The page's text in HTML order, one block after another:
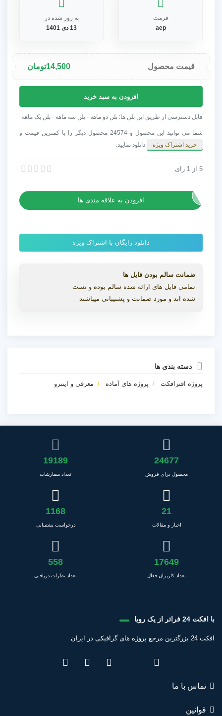
فرمت
aep
به روز شده در
13 دی 1401
قیمت محصول 14,500تومان
افترافکت
اسلایدشوی
افزودن به سبد خرید
قابل دسترسی از طریق این پلن ها: پلن دو ماهه - پلن سه ماهه - پلن یک ماهه
شما می توانید این محصول و 24574 محصول دیگر را با کمترین قیمت و
خرید اشتراک ویژه
دانلود نمایید.
پروژه افترافکت اسلایدشوی دیجیتال
5 از 1 رای
افزودن به علاقه مندی ها
دانلود رایگان با اشتراک ویژه
ضمانت سالم بودن فایل ها
تمامی فایل های ارائه شده سالم بوده و تست
شده اند و مورد ضمانت و پشتیبانی میباشند
دسته بندی ها
پروژه افترافکت پروژه های آماده معرفی و اینترو
24677
محصول برای فروش
19189
تعداد سفارشات
21
اخبار و مقالات
1168
درخواست پشتیبانی
17649
تعداد کاربران فعال
558
تعداد نظرات دریافتی
با افکت 24 فراتر از یک رویا
افکت 24 بزرگترین مرجع پروژه های گرافیکی در ایران
تماس با ما
قوانین